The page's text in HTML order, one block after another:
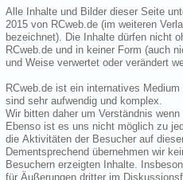
Alle Inhalte und Bilder dieser Seite
2015 von RCweb.de (im weiteren
bezeichnet). Die Inhalte dürfen nicht
RCweb.de und in keiner Form (auch
und Weise verwertet oder verändert
RCweb.de ist ein internatives
sind sehr aufwendig und komplex.
Wir bitten daher um Verständnis
Ebenso ist es uns nicht möglich zu
die Aktivitäten der Besucher auf
Dementsprechend übernehmen wir
Besuchern erzeigten Inhalte.
für Äußerungen dritter im